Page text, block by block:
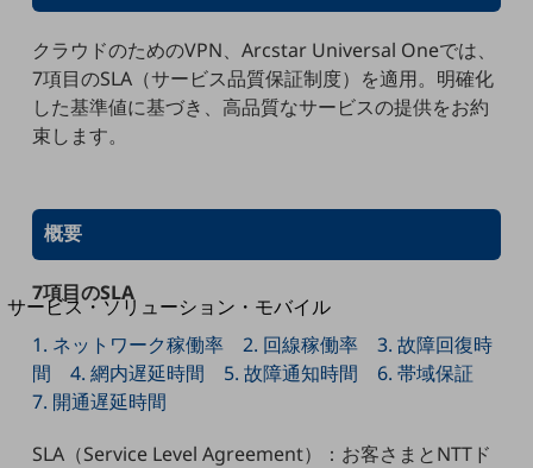
Smart Worksite
地域の取り組み
地域社会を支える皆さまと地域課題の解決や
地域経済のさらなる活性化に取り組みます
自治体・地域社会との共創
別ウィンドウで開きます
サービス・ソリューション・モバイル
サービス・ソリューションTOP
DXに関する課題を解決する
サービス・ソリューションをご紹介
カテゴリーで探すTOP
クラウドのためのVPN、Arcstar Universal Oneでは、
7項目のSLA（サービス品質保証制度）を適用。明確化
した基準値に基づき、高品質なサービスの提供をお約
束します。
概要
7項目のSLA
1. ネットワーク稼働率
2. 回線稼働率
3. 故障回復時
間
4. 網内遅延時間 5. 故障通知時間
6. 帯域保証
7. 開通遅延時間
SLA（Service Level Agreement）：お客さまとNTTド